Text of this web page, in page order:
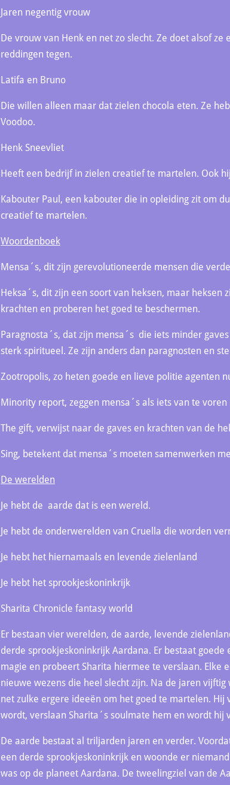
Jaren negentig vrouw
De vrouw van Henk en net zo slecht. Ze doet alsof
reddingen tegen.
Latifa en Bruno
Die willen alleen maar dat zielen chocola eten. Ze
Voodoo.
Henk Sneevliet
Heeft een bedrijf in zielen creatief te martelen. Ook
Kabouter Paul, een kabouter die in opleiding zit om
creatief te martelen.
Woordenboek
Mensa´s, dit zijn gerevolutioneerde mensen die
Heksa´s, dit zijn een soort van heksen, maar heksen
krachten en proberen het goed te beschermen.
Paragnosta´s, dat zijn mensa´s die iets minder
sterk spiritueel. Ze zijn anders dan paragnosten en
Zootropolis, zo heten goede en lieve politie agenten
Minority report, zeggen mensa´s als iets van te
The gift, verwijst naar de gaves en krachten van de
Sing, betekent dat mensa´s moeten samenwerken
De werelden
Je hebt de aarde dat is een wereld.
Je hebt de onderwerelden van Cruella die worden
Je hebt het hiernamaals en levende zielenland
Je hebt het sprookjeskoninkrijk
Sharita Chronicle fantasy world
Er bestaan vier werelden, de aarde, levende
derde sprookjeskoninkrijk Aardana. Er bestaat
magie en probeert Sharita hiermee te verslaan. Elke
nieuwe wezens die heel slecht zijn. Na de jaren
net zulke ergere ideeën om het goed te martelen.
wordt, verslaan Sharita´s soulmate hem en wordt hij
De aarde bestaat al triljarden jaren en verder.
een derde sprookjeskoninkrijk en woonde er
was op de planeet Aardana. De tweelingziel van de